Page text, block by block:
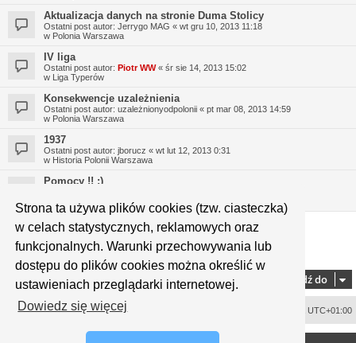
Strona ta używa plików cookies (tzw. ciasteczka)
w celach statystycznych, reklamowych oraz
funkcjonalnych. Warunki przechowywania lub
dostępu do plików cookies można określić w
ustawieniach przeglądarki internetowej.
Dowiedz się więcej
Aktualizacja danych na stronie Duma Stolicy
Ostatni post autor: Jerrygo MAG « wt gru 10, 2013 11:18
w Polonia Warszawa
IV liga
Ostatni post autor: Piotr WW« śr sie 14, 2013 15:02
w Liga Typerów
Konsekwencje uzależnienia
Ostatni post autor: uzależnionyodpolonii « pt mar 08, 2013 14:59
w Polonia Warszawa
1937
Ostatni post autor: jborucz « wt lut 12, 2013 0:31
w Historia Polonii Warszawa
Pomocy !! :)
Polonia Warszawa
Znaleziono 323 wyniki Strona1z9
1 2 3 4 5 …
Przejdź do
UTC+01:00